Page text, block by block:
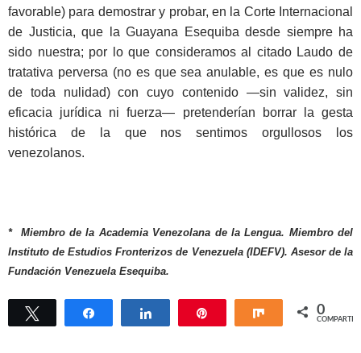
favorable) para demostrar y probar, en la Corte Internacional
de Justicia, que la Guayana Esequiba desde siempre ha
sido nuestra; por lo que consideramos al citado Laudo de
tratativa perversa (no es que sea anulable, es que es nulo
de toda nulidad) con cuyo contenido —sin validez, sin
eficacia jurídica ni fuerza— pretenderían borrar la gesta
histórica de la que nos sentimos orgullosos los
venezolanos.
* Miembro de la Academia Venezolana de la Lengua. Miembro del
Instituto de Estudios Fronterizos de Venezuela (IDEFV). Asesor de la
Fundación Venezuela Esequiba.
Twittear Compartir Compartir Compartir
0
COMPARTIR